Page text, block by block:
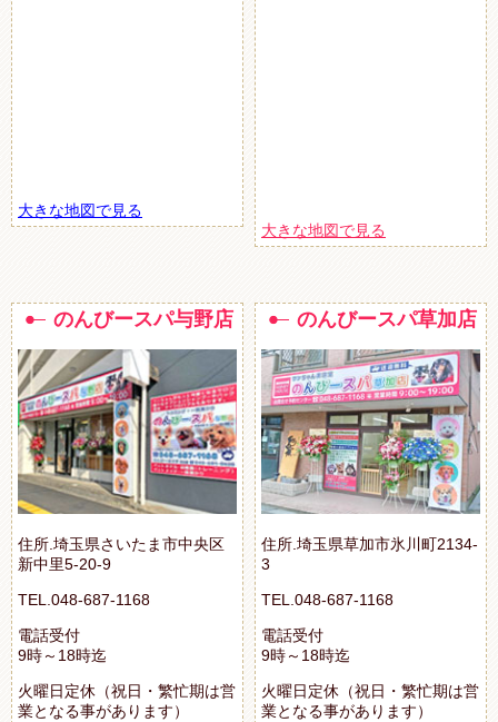
大きな地図で見る
大きな地図で見る
のんびースパ与野店
住所.埼玉県さいたま市中央区
新中里5-20-9
TEL.048-687-1168
電話受付
9時～18時迄
火曜日定休（祝日・繁忙期は営
業となる事があります）
のんびースパ草加店
住所.埼玉県草加市氷川町2134-
3
TEL.048-687-1168
電話受付
9時～18時迄
火曜日定休（祝日・繁忙期は営
業となる事があります）